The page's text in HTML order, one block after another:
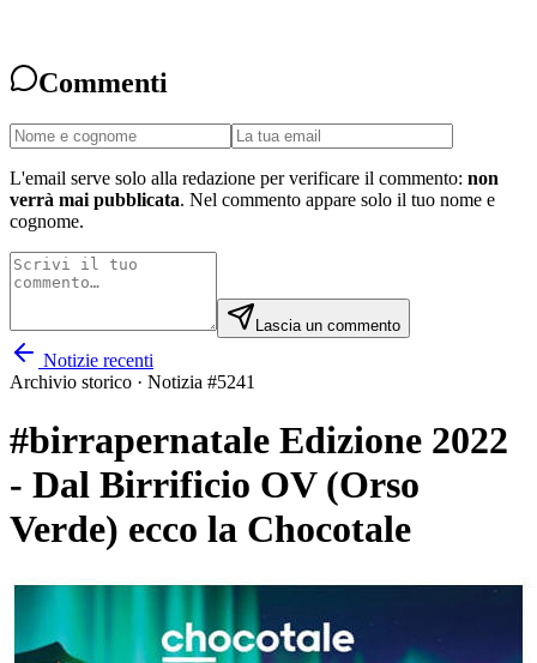
Commenti
L'email serve solo alla redazione per verificare il commento: non
verrà mai pubblicata. Nel commento appare solo il tuo nome e
cognome.
Lascia un commento
Notizie recenti
Archivio storico · Notizia #5241
#birrapernatale Edizione 2022
- Dal Birrificio OV (Orso
Verde) ecco la Chocotale